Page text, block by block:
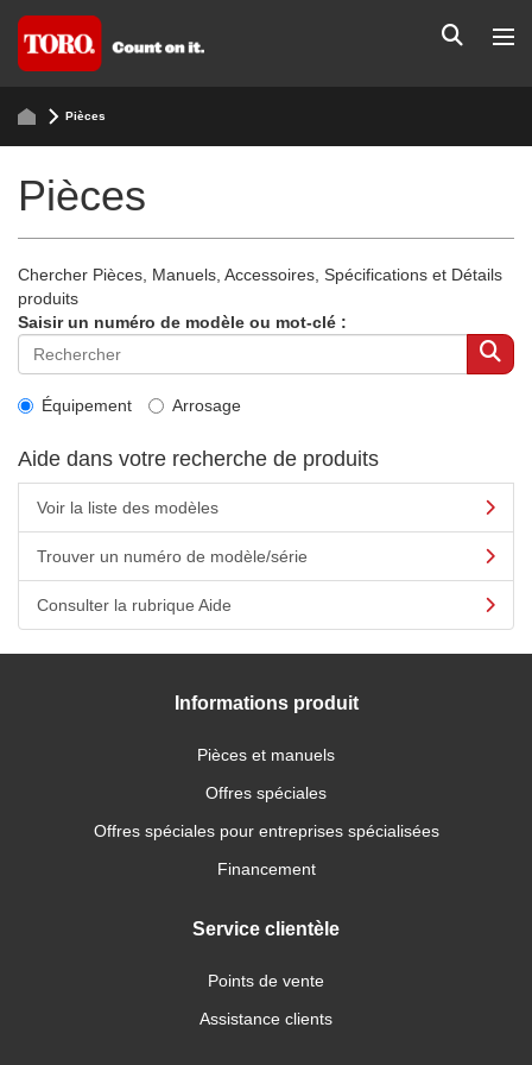
Pièces
Pièces
Chercher Pièces, Manuels, Accessoires, Spécifications et Détails
produits
Saisir un numéro de modèle ou mot-clé :
Équipement Arrosage
Aide dans votre recherche de produits
Voir la liste des modèles
Trouver un numéro de modèle/série
Consulter la rubrique Aide
Informations produit
Pièces et manuels
Offres spéciales
Offres spéciales pour entreprises spécialisées
Financement
Service clientèle
Points de vente
Assistance clients